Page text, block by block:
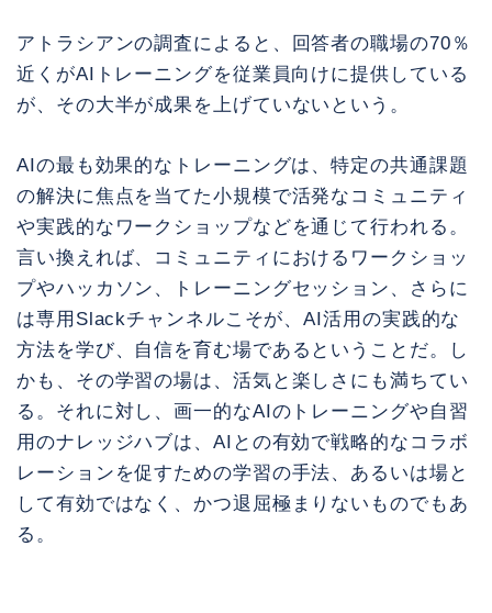
アトラシアンの調査によると、回答者の職場の70％
近くがAIトレーニングを従業員向けに提供している
が、その大半が成果を上げていないという。
AIの最も効果的なトレーニングは、特定の共通課題
の解決に焦点を当てた小規模で活発なコミュニティ
や実践的なワークショップなどを通じて行われる。
言い換えれば、コミュニティにおけるワークショッ
プやハッカソン、トレーニングセッション、さらに
は専用Slackチャンネルこそが、AI活用の実践的な
方法を学び、自信を育む場であるということだ。し
かも、その学習の場は、活気と楽しさにも満ちてい
る。それに対し、画一的なAIのトレーニングや自習
用のナレッジハブは、AIとの有効で戦略的なコラボ
レーションを促すための学習の手法、あるいは場と
して有効ではなく、かつ退屈極まりないものでもあ
る。